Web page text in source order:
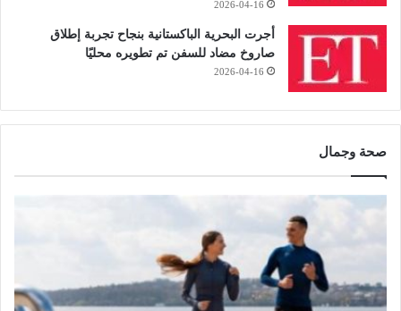
2026-04-16
أجرت البحرية الباكستانية بنجاح تجربة إطلاق
صاروخ مضاد للسفن تم تطويره محليًا
2026-04-16
صحة وجمال